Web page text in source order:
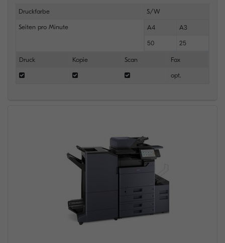
Druckfarbe S/W
Seiten pro Minute A4 A3
50 25
Druck Kopie Scan Fax
opt.